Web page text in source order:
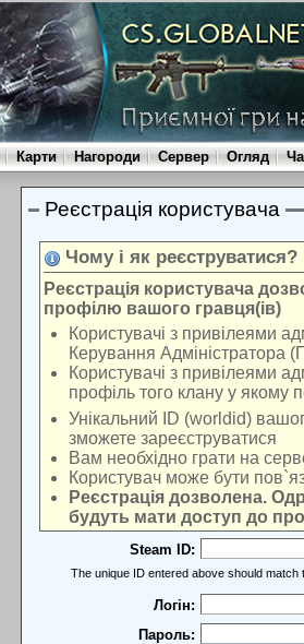
Карти Нагороди Сервер Огляд
Реєстрація користувача
Чому і як реєструватися?
Реєстрація користувача
профілю вашого гравця(ів)
Користувачі з привілеями
Керування Адміністратора
Користувачі з привілеями
профіль того клану у якому
Унікальний ID (worldid)
зможете зареєструватися
Вам необхідно грати на
Користувач може бути
Реєстрація дозволена.
будуть мати доступ до
Steam ID:
The unique ID entered above should match
Логін:
Пароль: